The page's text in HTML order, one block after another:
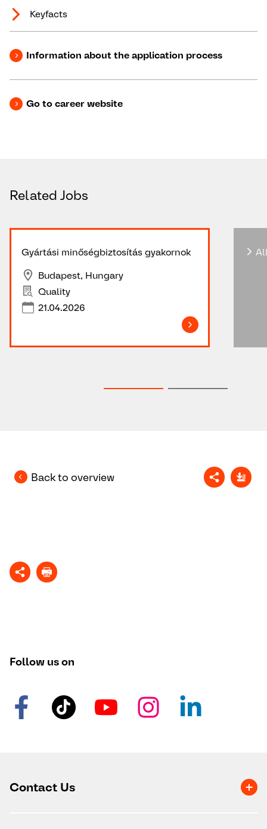
Keyfacts
Information about the application process
Go to career website
Related Jobs
Gyártási minőségbiztosítás gyakornok
Budapest, Hungary
Quality
21.04.2026
Back to overview
Follow us on
Contact Us